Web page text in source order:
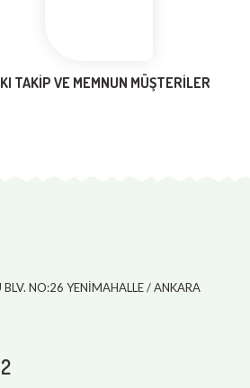
TAKİP VE MEMNUN MÜŞTERİLER
NO:26 YENİMAHALLE / ANKARA